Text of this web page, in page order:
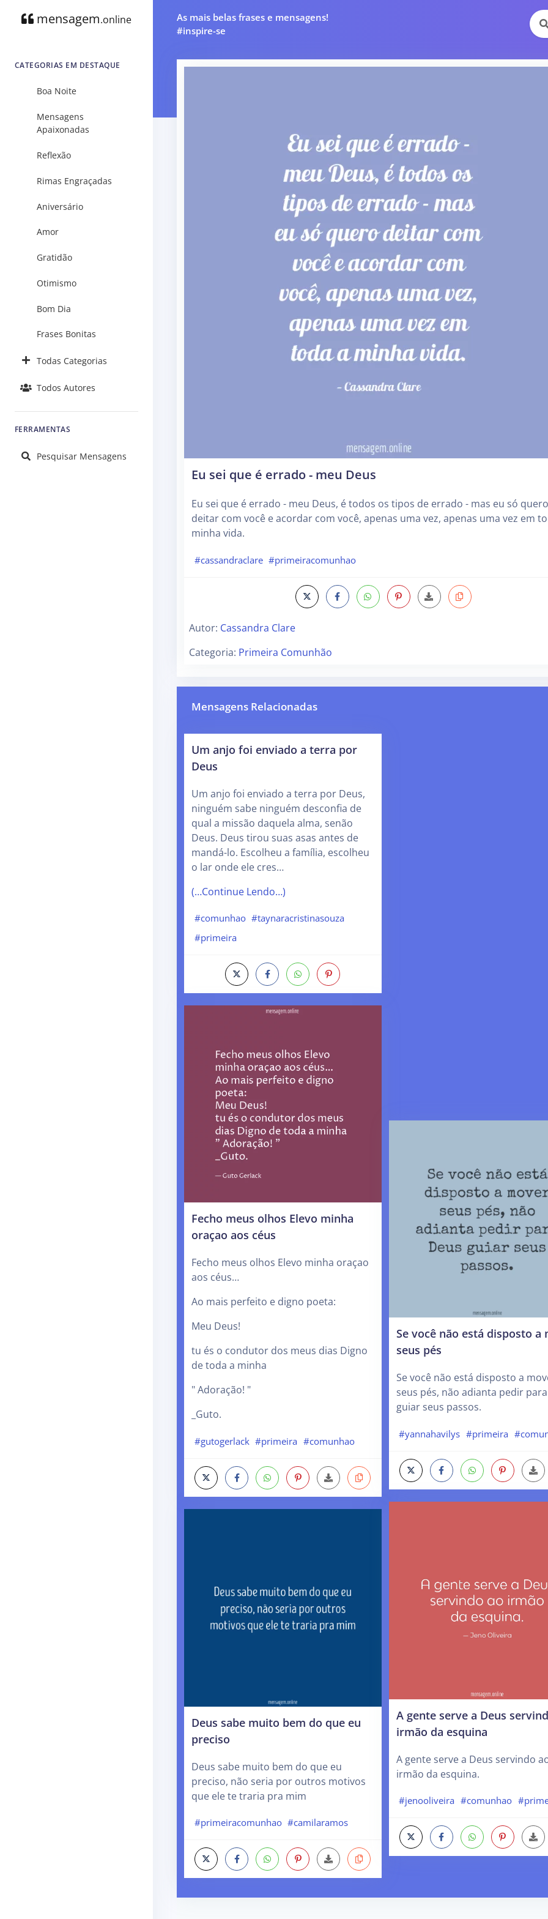
mensagem.online
CATEGORIAS EM DESTAQUE
Boa Noite
Mensagens
Apaixonadas
Reflexão
Rimas Engraçadas
Aniversário
Amor
Gratidão
Otimismo
Bom Dia
Frases Bonitas
Todas Categorias
Todos Autores
FERRAMENTAS
Pesquisar Mensagens
As mais belas frases e mensagens!
#inspire-se
Eu sei que é errado - meu Deus
Eu sei que é errado - meu Deus, é todos os tipos de errado - mas eu só quero
deitar com você e acordar com você, apenas uma vez, apenas uma vez em
minha vida.
#cassandraclare #primeiracomunhao
Autor: Cassandra Clare
Categoria: Primeira Comunhão
Mensagens Relacionadas
Um anjo foi enviado a terra por
Deus
Um anjo foi enviado a terra por Deus,
ninguém sabe ninguém desconfia de
qual a missão daquela alma, senão
Deus. Deus tirou suas asas antes de
mandá-lo. Escolheu a família, escolheu
o lar onde ele cres…
(…Continue Lendo…)
#comunhao #taynaracristinasouza
#primeira
Fecho meus olhos Elevo minha
oraçao aos céus
Fecho meus olhos Elevo minha oraçao
aos céus…
Ao mais perfeito e digno poeta:
Meu Deus!
tu és o condutor dos meus dias Digno
de toda a minha
" Adoração! "
_Guto.
#gutogerlack #primeira #comunhao
Deus sabe muito bem do que eu
preciso
Deus sabe muito bem do que eu
preciso, não seria por outros motivos
que ele te traria pra mim
#primeiracomunhao #camilaramos
Se você não está disposto a
seus pés
Se você não está disposto a
seus pés, não adianta pedir
guiar seus passos.
#yannahavilys #primeira
A gente serve a Deus
irmão da esquina
A gente serve a Deus servindo
irmão da esquina.
#jenooliveira #comunhao